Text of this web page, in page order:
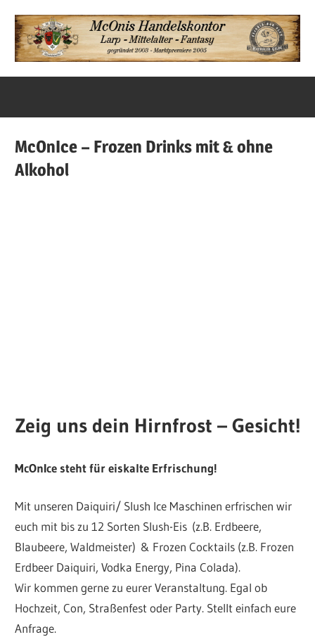
Inhalt
springen
McOnis
Startseite
McOnIce – Frozen Drinks mit & ohne
Alkohol
Zeig uns dein Hirnfrost – Gesicht!
McOnIce steht für eiskalte Erfrischung!
Mit unseren Daiquiri/ Slush Ice Maschinen erfrischen wir
euch mit bis zu 12 Sorten Slush-Eis (z.B. Erdbeere,
Blaubeere, Waldmeister) & Frozen Cocktails (z.B. Frozen
Erdbeer Daiquiri, Vodka Energy, Pina Colada).
Wir kommen gerne zu eurer Veranstaltung. Egal ob
Hochzeit, Con, Straßenfest oder Party. Stellt einfach eure
Anfrage.